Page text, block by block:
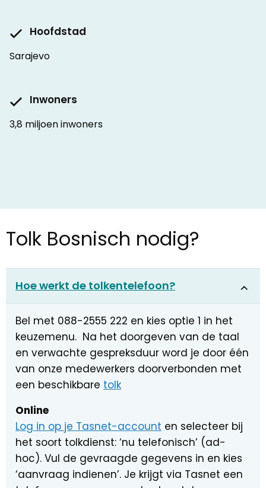
Hoofdstad
Sarajevo
Inwoners
3,8 miljoen inwoners
Tolk Bosnisch nodig?
Hoe werkt de tolkentelefoon?
Bel met 088-2555 222 en kies optie 1 in het
keuzemenu. Na het doorgeven van de taal
en verwachte gespreksduur word je door één
van onze medewerkers doorverbonden met
een beschikbare tolk
Online
Log in op je Tasnet-account en selecteer bij
het soort tolkdienst: ‘nu telefonisch’ (ad-
hoc). Vul de gevraagde gegevens in en kies
‘aanvraag indienen’. Je krijgt via Tasnet een